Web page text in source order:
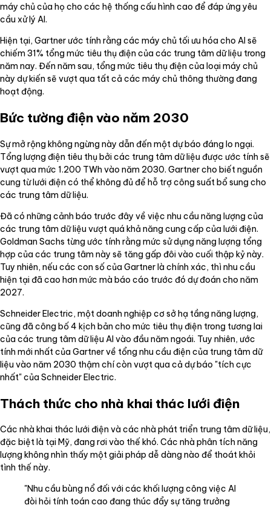
máy chủ của họ cho các hệ thống cấu hình cao để đáp ứng yêu
cầu xử lý AI.
Hiện tại, Gartner ước tính rằng các máy chủ tối ưu hóa cho AI sẽ
chiếm 31% tổng mức tiêu thụ điện của các trung tâm dữ liệu trong
năm nay. Đến năm sau, tổng mức tiêu thụ điện của loại máy chủ
này dự kiến sẽ vượt qua tất cả các máy chủ thông thường đang
hoạt động.
Bức tường điện vào năm 2030
Sự mở rộng không ngừng này dẫn đến một dự báo đáng lo ngại.
Tổng lượng điện tiêu thụ bởi các trung tâm dữ liệu được ước tính sẽ
vượt qua mức 1.200 TWh vào năm 2030. Gartner cho biết nguồn
cung từ lưới điện có thể không đủ để hỗ trợ công suất bổ sung cho
các trung tâm dữ liệu.
Đã có những cảnh báo trước đây về việc nhu cầu năng lượng của
các trung tâm dữ liệu vượt quá khả năng cung cấp của lưới điện.
Goldman Sachs từng ước tính rằng mức sử dụng năng lượng tổng
hợp của các trung tâm này sẽ tăng gấp đôi vào cuối thập kỷ này.
Tuy nhiên, nếu các con số của Gartner là chính xác, thì nhu cầu
hiện tại đã cao hơn mức mà báo cáo trước đó dự đoán cho năm
2027.
Schneider Electric, một doanh nghiệp cơ sở hạ tầng năng lượng,
cũng đã công bố 4 kịch bản cho mức tiêu thụ điện trong tương lai
của các trung tâm dữ liệu AI vào đầu năm ngoái. Tuy nhiên, ước
tính mới nhất của Gartner về tổng nhu cầu điện của trung tâm dữ
liệu vào năm 2030 thậm chí còn vượt qua cả dự báo "tích cực
nhất" của Schneider Electric.
Thách thức cho nhà khai thác lưới điện
Các nhà khai thác lưới điện và các nhà phát triển trung tâm dữ liệu,
đặc biệt là tại Mỹ, đang rơi vào thế khó. Các nhà phân tích năng
lượng không nhìn thấy một giải pháp dễ dàng nào để thoát khỏi
tình thế này.
"Nhu cầu bùng nổ đối với các khối lượng công việc AI
đòi hỏi tính toán cao đang thúc đẩy sự tăng trưởng